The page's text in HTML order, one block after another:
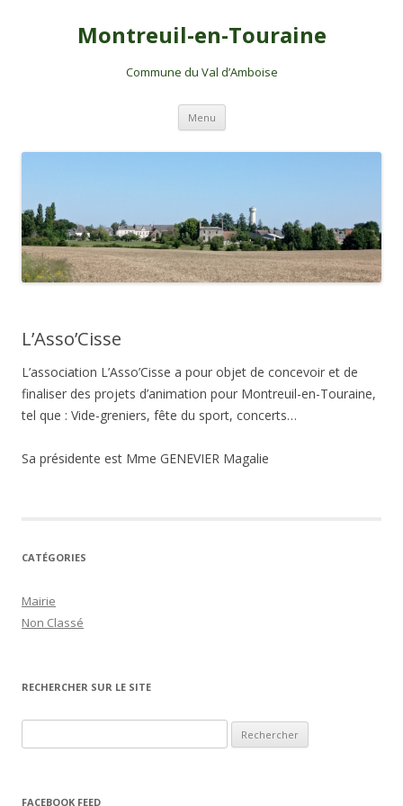
Montreuil-en-Touraine
Commune du Val d’Amboise
Menu Aller
contenu
L’Asso’Cisse
L’association L’Asso’Cisse a pour objet de concevoir et de
finaliser des projets d’animation pour Montreuil-en-Touraine,
tel que : Vide-greniers, fête du sport, concerts…
Sa présidente est Mme GENEVIER Magalie
CATÉGORIES
Mairie
Non Classé
RECHERCHER SUR LE SITE
FACEBOOK FEED